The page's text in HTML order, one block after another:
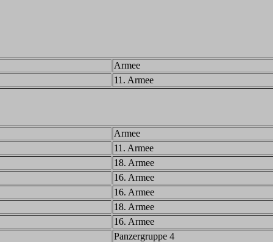
Armee
11. Armee
Armee
11. Armee
18. Armee
16. Armee
16. Armee
18. Armee
16. Armee
Panzergruppe 4